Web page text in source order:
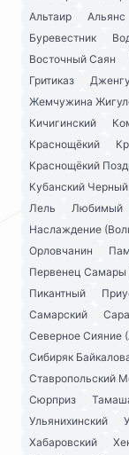
Альтаир
Альянс
Буревестник
Восточный Саян
Гритиказ
Жемчужина
Кичигинский
Краснощёкий
Краснощёкий
Кубанский Черный
Лель
Любимый
Наслаждение
Орловчанин
Первенец Самары
Пикантный
Самарский
Северное Сияние
Сибиряк
Ставропольский
Сюрприз
Ульянихинский
Хабаровский